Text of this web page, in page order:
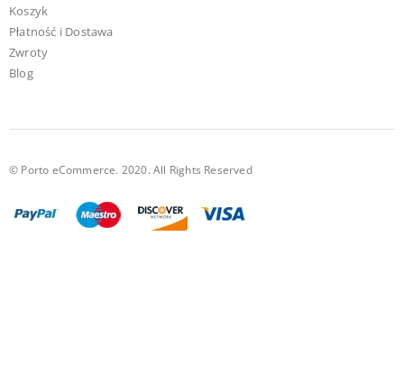
Koszyk
Płatność i Dostawa
Zwroty
Blog
© Porto eCommerce. 2020. All Rights Reserved